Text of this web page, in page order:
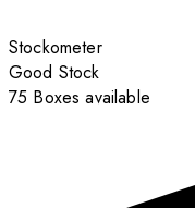
Stockometer
Good Stock
75 Boxes available